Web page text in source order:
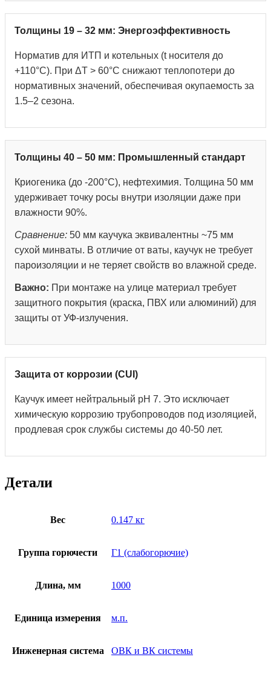
Толщины 19 – 32 мм: Энергоэффективность
Норматив для ИТП и котельных (t носителя до
+110°С). При ΔT > 60°C снижают теплопотери до
нормативных значений, обеспечивая окупаемость за
1.5–2 сезона.
Толщины 40 – 50 мм: Промышленный стандарт
Криогеника (до -200°С), нефтехимия. Толщина 50 мм
удерживает точку росы внутри изоляции даже при
влажности 90%.
Сравнение: 50 мм каучука эквивалентны ~75 мм
сухой минваты. В отличие от ваты, каучук не требует
пароизоляции и не теряет свойств во влажной среде.
Важно: При монтаже на улице материал требует
защитного покрытия (краска, ПВХ или алюминий) для
защиты от УФ-излучения.
Защита от коррозии (CUI)
Каучук имеет нейтральный pH 7. Это исключает
химическую коррозию трубопроводов под изоляцией,
продлевая срок службы системы до 40-50 лет.
Детали
Вес 0.147 кг
Группа горючести Г1 (слабогорючие)
Длина, мм 1000
Единица измерения м.п.
Инженерная система ОВК и ВК системы